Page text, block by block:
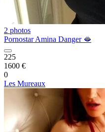
2 photos
Pornostar Amina Danger 🫦
225
1600 €
0
Les Mureaux